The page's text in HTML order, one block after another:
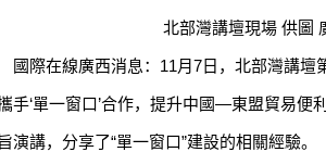
北部灣講壇現場 供圖
際在線廣西消息：11月7日，北部灣講壇
手‘單一窗口’合作，提升中國—東盟貿易便
演講，分享了“單一窗口”建設的相關經驗。